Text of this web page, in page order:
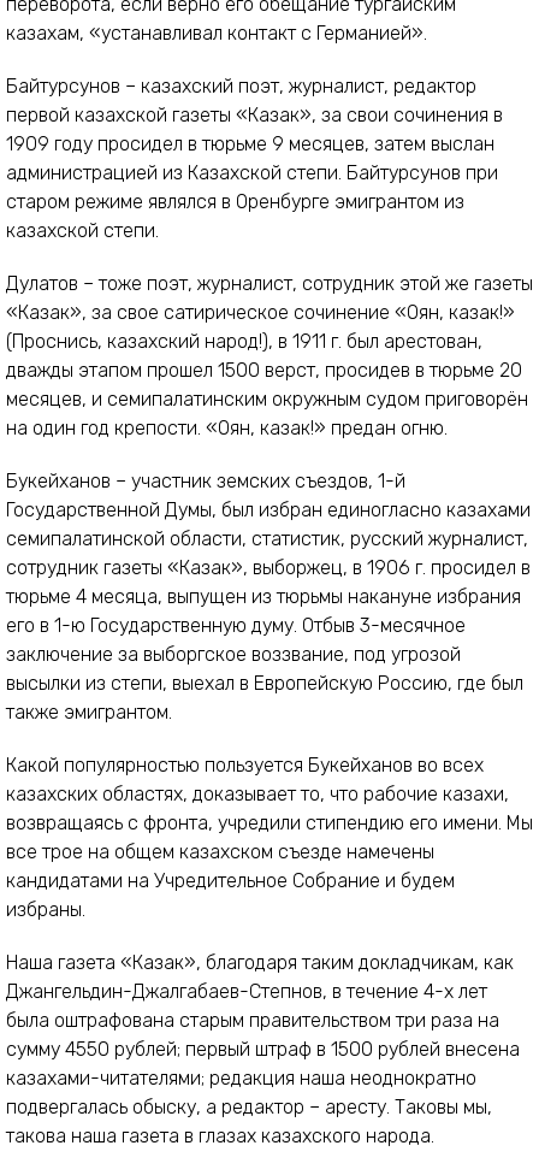
казахам, «устанавливал контакт с Германией».
Байтурсунов – казахский поэт, журналист, редактор
первой казахской газеты «Казак», за свои сочинения в
1909 году просидел в тюрьме 9 месяцев, затем выслан
администрацией из Казахской степи. Байтурсунов при
старом режиме являлся в Оренбурге эмигрантом из
казахской степи.
Дулатов – тоже поэт, журналист, сотрудник этой же газеты
«Казак», за свое сатирическое сочинение «Оян, казак!»
(Проснись, казахский народ!), в 1911 г. был арестован,
дважды этапом прошел 1500 верст, просидев в тюрьме 20
месяцев, и семипалатинским окружным судом приговорён
на один год крепости. «Оян, казак!» предан огню.
Букейханов – участник земских съездов, 1-й
Государственной Думы, был избран единогласно казахами
семипалатинской области, статистик, русский журналист,
сотрудник газеты «Казак», выборжец, в 1906 г. просидел в
тюрьме 4 месяца, выпущен из тюрьмы накануне избрания
его в 1-ю Государственную думу. Отбыв 3-месячное
заключение за выборгское воззвание, под угрозой
высылки из степи, выехал в Европейскую Россию, где был
также эмигрантом.
Какой популярностью пользуется Букейханов во всех
казахских областях, доказывает то, что рабочие казахи,
возвращаясь с фронта, учредили стипендию его имени. Мы
все трое на общем казахском съезде намечены
кандидатами на Учредительное Собрание и будем
избраны.
Наша газета «Казак», благодаря таким докладчикам, как
Джангельдин-Джалгабаев-Степнов, в течение 4-х лет
была оштрафована старым правительством три раза на
сумму 4550 рублей; первый штраф в 1500 рублей внесена
казахами-читателями; редакция наша неоднократно
подвергалась обыску, а редактор – аресту. Таковы мы,
такова наша газета в глазах казахского народа.